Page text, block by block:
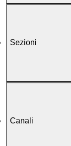
Sezioni
Canali